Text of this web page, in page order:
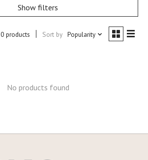
Show filters
0 products Sort by Popularity
No products found